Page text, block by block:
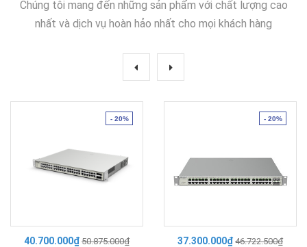
Chúng tôi mang đến những sản phẩm với chất lượng cao
nhất và dịch vụ hoàn hảo nhất cho mọi khách hàng
- 20%
40.700.000₫ 50.875.000₫
- 20%
37.300.000₫ 46.722.500₫